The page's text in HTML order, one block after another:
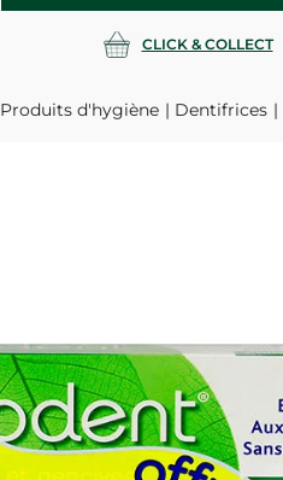
CLICK & COLLECT
Produits d'hygiène Dentifrices